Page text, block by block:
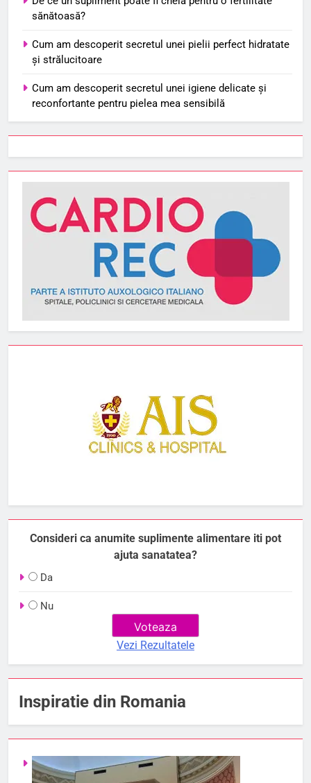
sănătoasă?
Cum am descoperit secretul unei pielii perfect hidratate
și strălucitoare
Cum am descoperit secretul unei igiene delicate și
reconfortante pentru pielea mea sensibilă
Consideri ca anumite suplimente alimentare iti pot
ajuta sanatatea?
Da
Nu
Vezi Rezultatele
Inspiratie din Romania